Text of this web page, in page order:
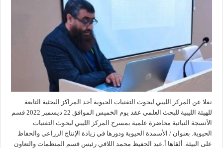
نقلا عن المركز الليبي لبحوث التقنيات الحيوية أحد المراكز البحثية التابعة
للهيئة الليبية للبحث العلمي عقد يوم الخميس الموافق 22 ديسمبر 2022 قسم
الأنسجة النباتية محاضرة علمية بمسرح المركز الليبي لبحوث التقنيات
الحيوية. بعنوان / الأسمدة الحيوية ودورها في زيادة الإنتاج الزراعي والحفاظ
على البيئة. ألقاها أ.عبد الحفيظ محمد اللافي رئيس قسم المنظمات والتعاون